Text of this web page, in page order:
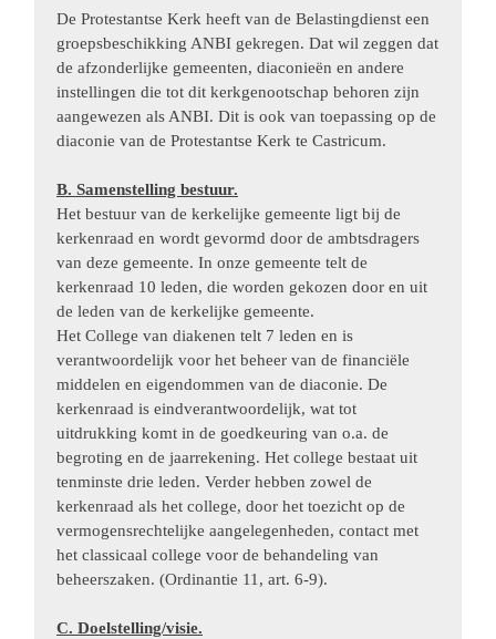
De Protestantse Kerk heeft van de Belastingdienst een
groepsbeschikking ANBI gekregen. Dat wil zeggen dat
de afzonderlijke gemeenten, diaconieën en andere
instellingen die tot dit kerkgenootschap behoren zijn
aangewezen als ANBI. Dit is ook van toepassing op de
diaconie van de Protestantse Kerk te Castricum.
B. Samenstelling bestuur.
Het bestuur van de kerkelijke gemeente ligt bij de
kerkenraad en wordt gevormd door de ambtsdragers
van deze gemeente. In onze gemeente telt de
kerkenraad 10 leden, die worden gekozen door en uit
de leden van de kerkelijke gemeente.
Het College van diakenen telt 7 leden en is
verantwoordelijk voor het beheer van de financiële
middelen en eigendommen van de diaconie. De
kerkenraad is eindverantwoordelijk, wat tot
uitdrukking komt in de goedkeuring van o.a. de
begroting en de jaarrekening. Het college bestaat uit
tenminste drie leden. Verder hebben zowel de
kerkenraad als het college, door het toezicht op de
vermogensrechtelijke aangelegenheden, contact met
het classicaal college voor de behandeling van
beheerszaken. (Ordinantie 11, art. 6-9).
C. Doelstelling/visie.